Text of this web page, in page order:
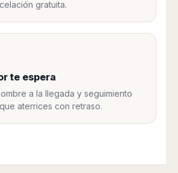
gratuita.
te espera
a la llegada y seguimiento
aterrices con retraso.